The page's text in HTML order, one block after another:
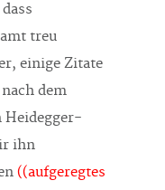
treu
einige Zitate
dem
Heidegger-
ihn
((aufgeregtes